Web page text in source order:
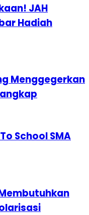
JAH
Hadiah
Menggegerkan
School SMA